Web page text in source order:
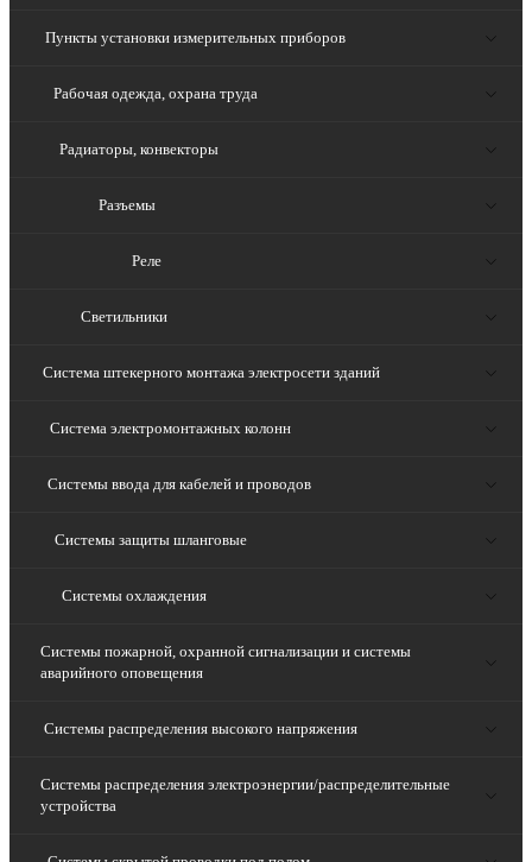
Пункты установки измерительных приборов
Рабочая одежда, охрана труда
Радиаторы, конвекторы
Разъемы
Реле
Светильники
Система штекерного монтажа электросети зданий
Система электромонтажных колонн
Системы ввода для кабелей и проводов
Системы защиты шланговые
Системы охлаждения
Системы пожарной, охранной сигнализации и системы
аварийного оповещения
Системы распределения высокого напряжения
Системы распределения электроэнергии/распределительные
устройства